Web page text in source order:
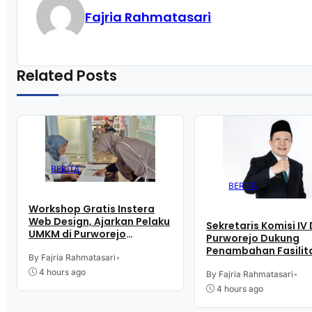
Fajria Rahmatasari
Related Posts
BERITA
Workshop Gratis Instera
Web Design, Ajarkan Pelaku
UMKM di Purworejo
Digital buat Jualan
By Fajria Rahmatasari•
4 hours ago
BERITA
Sekretaris Komisi IV
Purworejo Dukung
Penambahan
Tjitrowardojo
By Fajria Rahmatasari•
4 hours ago